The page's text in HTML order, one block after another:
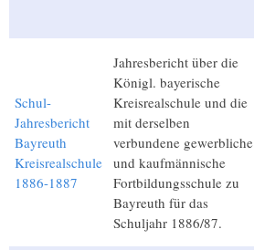
Schul-
Jahresbericht
Bayreuth
Kreisrealschule
1886-1887
Jahresbericht über die
Königl. bayerische
Kreisrealschule und die
mit derselben
verbundene gewerbliche
und kaufmännische
Fortbildungsschule zu
Bayreuth für das
Schuljahr 1886/87.